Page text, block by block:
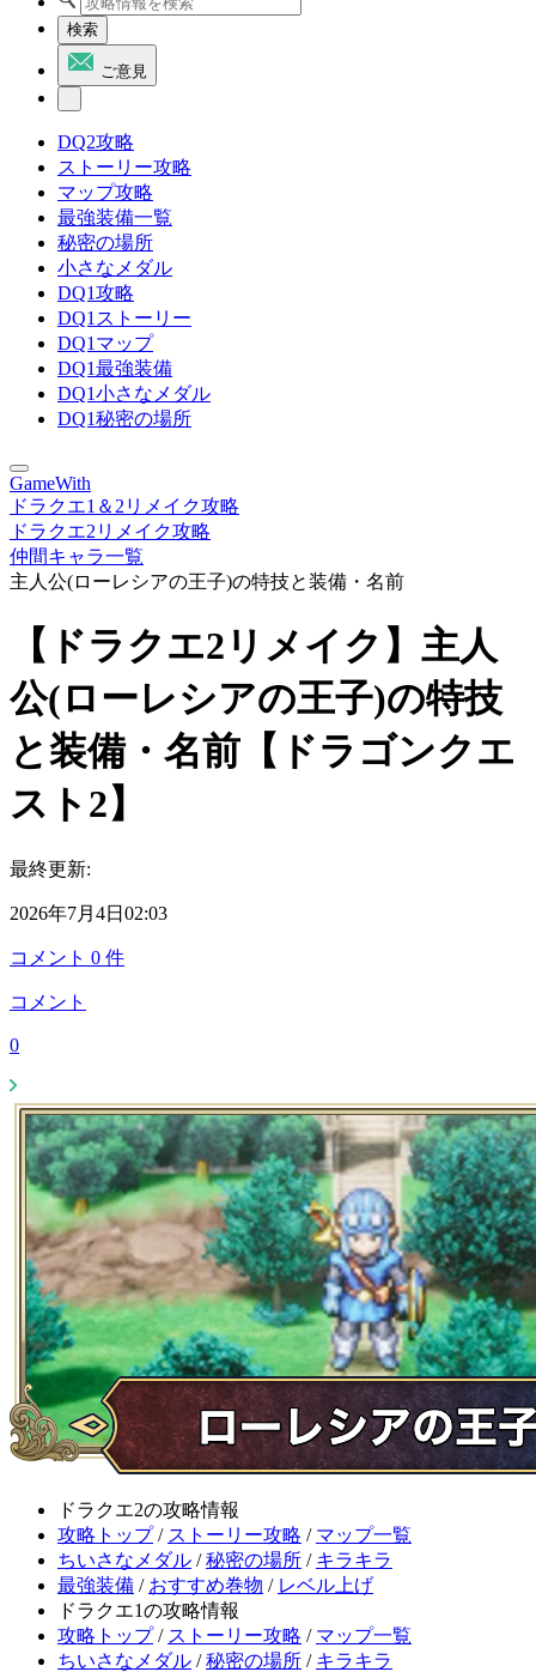
検索
ご意見
DQ2攻略
ストーリー攻略
マップ攻略
最強装備一覧
秘密の場所
小さなメダル
DQ1攻略
DQ1ストーリー
DQ1マップ
DQ1最強装備
DQ1小さなメダル
DQ1秘密の場所
GameWith
ドラクエ1＆2リメイク攻略
ドラクエ2リメイク攻略
仲間キャラ一覧
主人公(ローレシアの王子)の特技と装備・名前
【ドラクエ2リメイク】主人
公(ローレシアの王子)の特技
と装備・名前【ドラゴンクエ
スト2】
最終更新:
2026年7月4日02:03
コメント 0 件
コメント
0
ドラクエ2の攻略情報
攻略トップ/ ストーリー攻略 / マップ一覧
ちいさなメダル /秘密の場所 / キラキラ
最強装備 / おすすめ巻物 / レベル上げ
ドラクエ1の攻略情報
攻略トップ/ ストーリー攻略 / マップ一覧
ちいさなメダル /秘密の場所 / キラキラ